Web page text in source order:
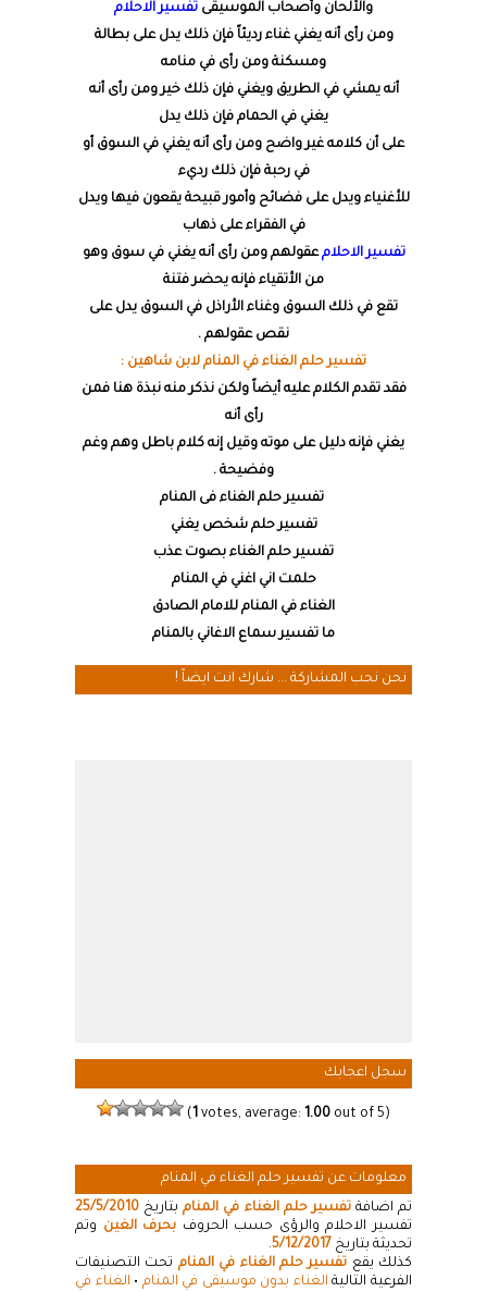
والألحان وأصحاب الموسيقى تفسير الاحلام
ومن رأى أنه يغني غناء رديئاً فإن ذلك يدل على بطالة
ومسكنة ومن رأى في منامه
أنه يمشي في الطريق ويغني فإن ذلك خير ومن رأى أنه
يغني في الحمام فإن ذلك يدل
على أن كلامه غير واضح ومن رأى أنه يغني في السوق أو
في رحبة فإن ذلك رديء
للأغنياء ويدل على فضائح وأمور قبيحة يقعون فيها ويدل
في الفقراء على ذهاب
تفسير الاحلامعقولهم ومن رأى أنه يغني في سوق وهو
من الأتقياء فإنه يحضر فتنة
تقع في ذلك السوق وغناء الأراذل في السوق يدل على
نقص عقولهم .
تفسير حلم الغناء في المنام لابن شاهين :
فقد تقدم الكلام عليه أيضاً ولكن نذكر منه نبذة هنا فمن
رأى أنه
يغني فإنه دليل على موته وقيل إنه كلام باطل وهم وغم
وفضيحة .
تفسير حلم الغناء فى المنام
تفسير حلم شخص يغني
تفسير حلم الغناء بصوت عذب
حلمت اني اغني في المنام
الغناء في المنام للامام الصادق
ما تفسير سماع الاغاني بالمنام
نحن نحب المشاركة ... شارك انت ايضاً !
سجل اعجابك
( 1 votes, average: 1.00 out of 5)
معلومات عن تفسير حلم الغناء في المنام
تم اضافةتفسير حلم الغناء في المنامبتاريخ 25/5/2010
تفسير الاحلام والرؤى حسب الحروف بحرف الغين وتم
تحديثة بتاريخ 5/12/2017
.
كذلك يقع تفسير حلم الغناء في المنام تحت التصنيفات
الفرعية التالية الغناء بدون موسيقى في المنام • الغناء في